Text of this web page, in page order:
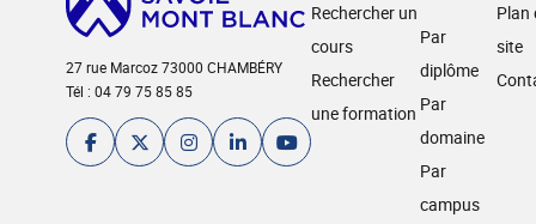
27 rue Marcoz 73000 CHAMBÉRY
Tél : 04 79 75 85 85
Rechercher un
cours
Rechercher
une formation
Par
diplôme
Par
domaine
Par
campus
Plan
site